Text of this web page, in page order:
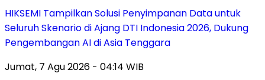
HIKSEMI Tampilkan Solusi Penyimpanan Data untuk
Seluruh Skenario di Ajang DTI Indonesia 2026, Dukung
Pengembangan AI di Asia Tenggara
Jumat, 7 Agu 2026 - 04:14 WIB